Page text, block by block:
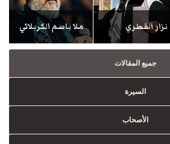
نزار القطري ملا باسم الكربلائي
جميع المقالات
السيرة
الأصحاب